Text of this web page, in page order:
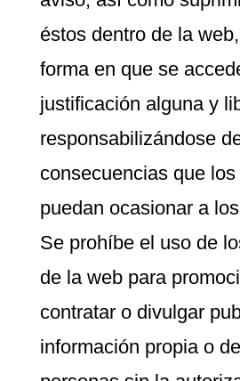
éstos dentro de la
forma en que se
justificación alguna y
responsabilizándose
consecuencias que
puedan ocasionar a
Se prohíbe el uso de
de la web para
contratar o divulgar
información propia o